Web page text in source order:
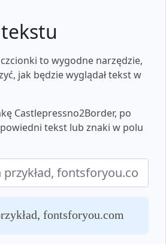
to wygodne narzędzie,
jak będzie wyglądał tekst w
Castlepressno2Border, po
tekst lub znaki w polu
fontsforyou.com